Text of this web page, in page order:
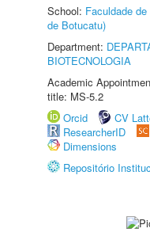
School: Faculdade
de Botucatu)
Department:
BIOTECNOLOGIA
Academic
title: MS-5.2
Orcid
CV
ResearcherID
Dimensions
Repositório